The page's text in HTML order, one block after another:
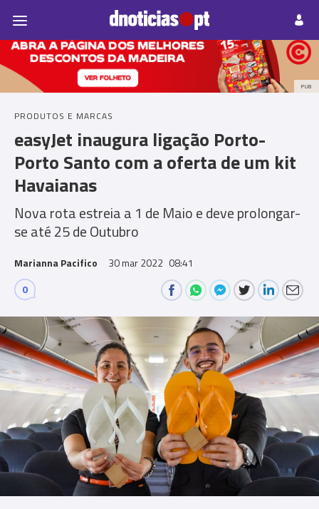
Prazeres Paisagens
PUB
PRODUTOS E MARCAS
easyJet inaugura ligação Porto-
Porto Santo com a oferta de um kit
Havaianas
Nova rota estreia a 1 de Maio e deve prolongar-
se até 25 de Outubro
Marianna Pacifico 30 mar 2022 08:41
0